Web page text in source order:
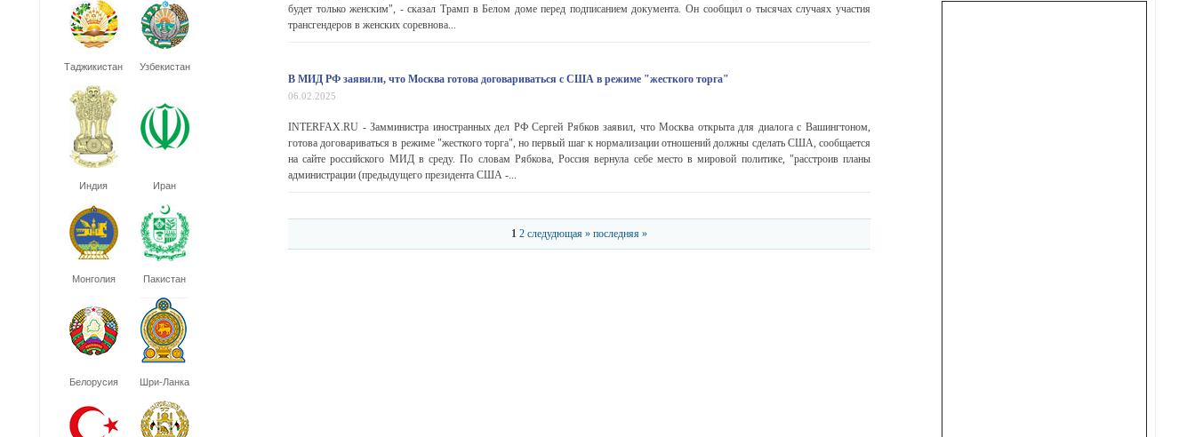
Таджикистан Узбекистан
Индия Иран
Монголия Пакистан
Белорусия Шри-Ланка
будет только женским", - сказал Трамп в Белом доме перед подписанием документа. Он сообщил о тысячах случаях участия
трансгендеров в женских соревнова...
В МИД РФ заявили, что Москва готова договариваться с США в режиме "жесткого торга"
06.02.2025
INTERFAX.RU - Замминистра иностранных дел РФ Сергей Рябков заявил, что Москва открыта для диалога с Вашингтоном,
готова договариваться в режиме "жесткого торга", но первый шаг к нормализации отношений должны сделать США, сообщается
на сайте российского МИД в среду. По словам Рябкова, Россия вернула себе место в мировой политике, "расстроив планы
администрации (предыдущего президента США -...
1 2 следудющая » последняя »